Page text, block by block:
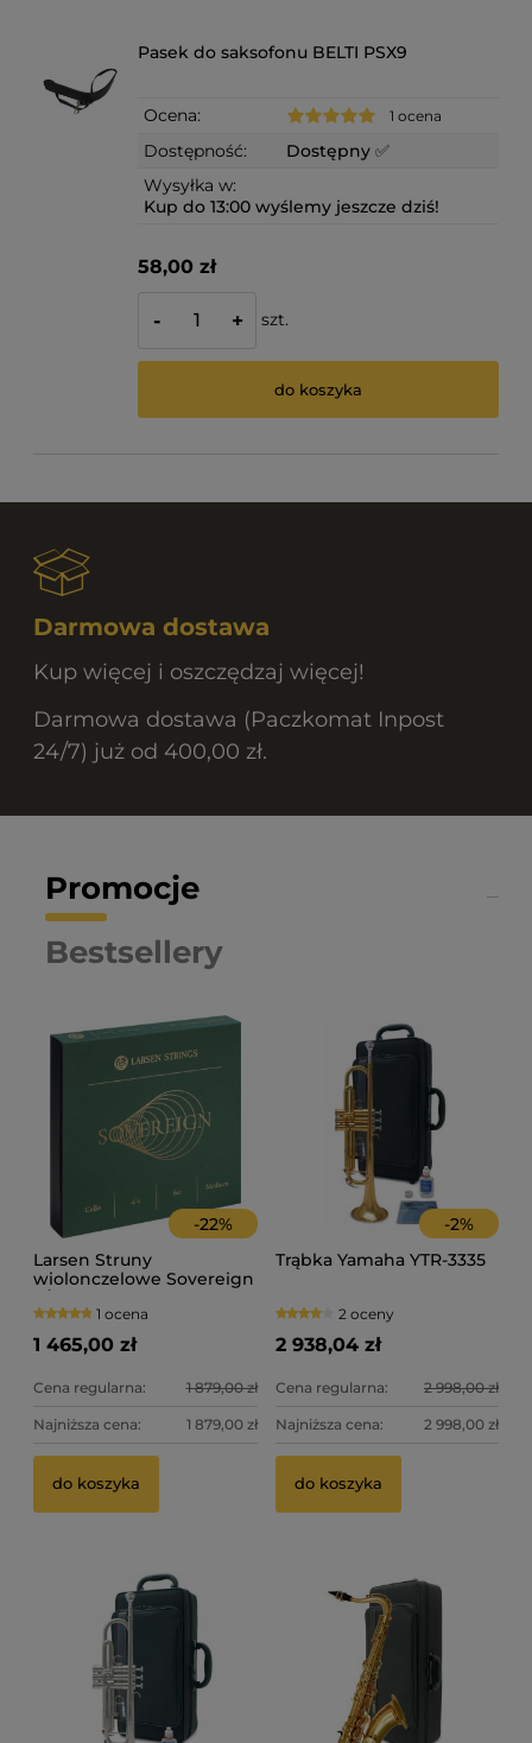
Pasek do saksofonu BELTI PSX9
Ocena: 1 ocena
Dostępność:
Dostępny ✅
Wysyłka w:
Kup do 13:00 wyślemy jeszcze dziś!
58,00 zł
- + szt.
do koszyka
Darmowa dostawa
Kup więcej i oszczędzaj więcej!
Darmowa dostawa (Paczkomat Inpost
24/7) już od 400,00 zł.
Promocje
Bestsellery
-22%
Larsen Struny
wiolonczelowe Sovereign
4/4
1 ocena
1 465,00 zł
Cena regularna: 1 879,00 zł
Najniższa cena: 1 879,00 zł
do koszyka
-2%
Trąbka Yamaha YTR-3335
2 oceny
2 938,04 zł
Cena regularna: 2 998,00 zł
Najniższa cena: 2 998,00 zł
do koszyka
Pasek na nóżke do wiolonczeli - długi, regulowany!
do koszyka